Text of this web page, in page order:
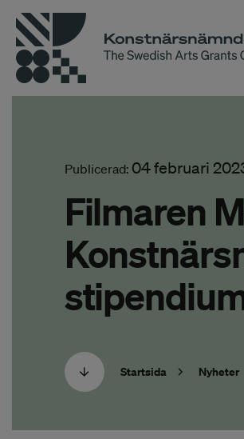
Publicerad: 04 februari
Filmaren
Startsida Nyheter